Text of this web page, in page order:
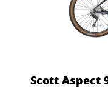
Scott Aspect